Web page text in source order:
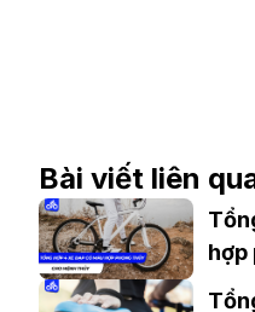
Bài viết liên
hợp
Thủy